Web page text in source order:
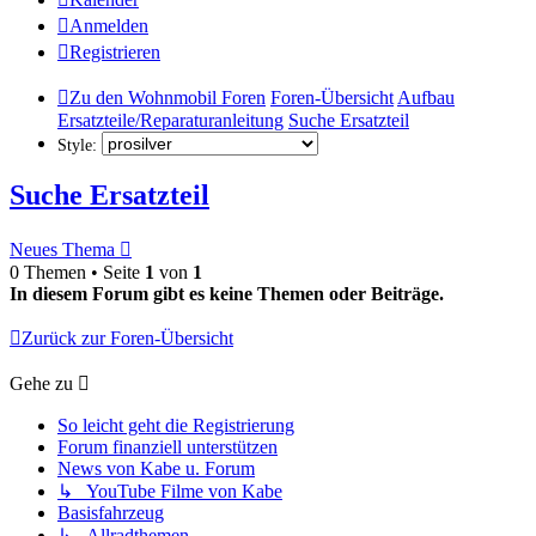
Anmelden
Registrieren
Zu den Wohnmobil Foren Foren-Übersicht Aufbau
Ersatzteile/Reparaturanleitung Suche Ersatzteil
Style:
Suche Ersatzteil
Neues Thema
0 Themen • Seite 1 von 1
In diesem Forum gibt es keine Themen oder Beiträge.
Zurück zur Foren-Übersicht
Gehe zu
So leicht geht die Registrierung
Forum finanziell unterstützen
News von Kabe u. Forum
↳ YouTube Filme von Kabe
Basisfahrzeug